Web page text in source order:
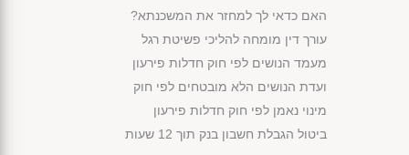
האם כדאי לך למחזר את המשכנתא?
עורך דין מומחה להליכי פשיטת רגל
מעמד הנושים לפי חוק חדלות פירעון
ועדת הנושים הלא מובטחים לפי חוק
מינוי נאמן לפי חוק חדלות פירעון
ביטול הגבלת חשבון בנק תוך 12 שעות